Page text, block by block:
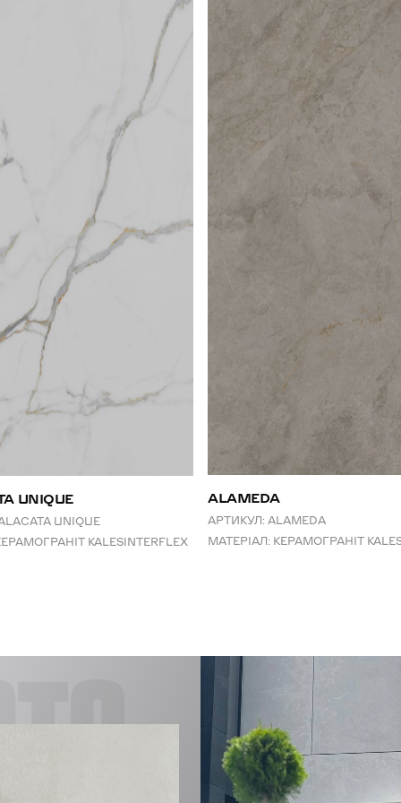
UNIQUE
UNIQUE
KALESINTERFLEX
ALAMEDA
АРТИКУЛ: ALAMEDA
МАТЕРІАЛ: КЕРАМОГРАНІТ